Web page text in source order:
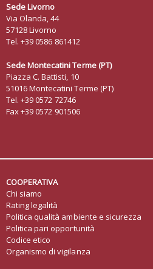
Sede Livorno
Via Olanda, 44
57128 Livorno
Tel. +39 0586 861412
Sede Montecatini Terme (PT)
Piazza C. Battisti, 10
51016 Montecatini Terme (PT)
Tel. +39 0572 72746
Fax +39 0572 901506
COOPERATIVA
Chi siamo
Rating legalità
Politica qualità ambiente e sicurezza
Politica pari opportunità
Codice etico
Organismo di vigilanza